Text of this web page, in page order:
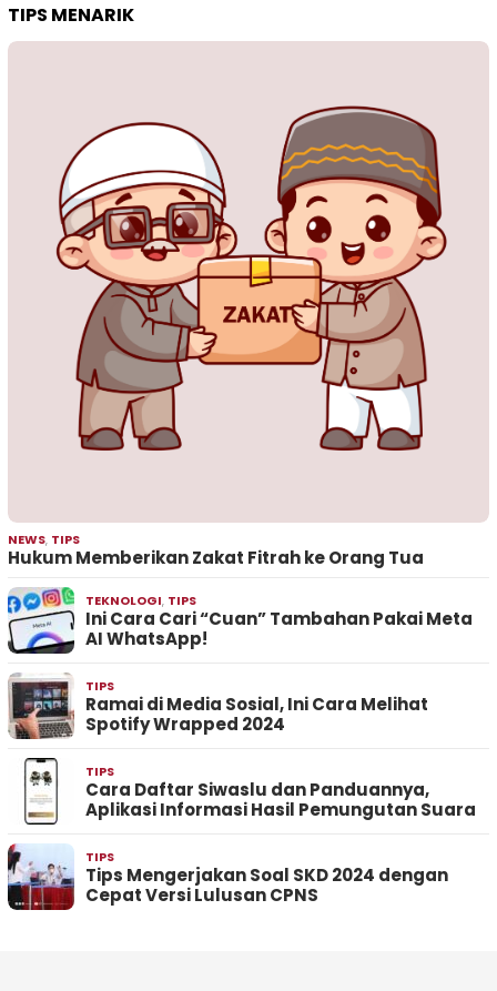
TIPS MENARIK
NEWS, TIPS
Hukum Memberikan Zakat Fitrah ke Orang Tua
TEKNOLOGI, TIPS
Ini Cara Cari “Cuan” Tambahan Pakai Meta
AI WhatsApp!
TIPS
Ramai di Media Sosial, Ini Cara Melihat
Spotify Wrapped 2024
TIPS
Cara Daftar Siwaslu dan Panduannya,
Aplikasi Informasi Hasil Pemungutan Suara
TIPS
Tips Mengerjakan Soal SKD 2024 dengan
Cepat Versi Lulusan CPNS